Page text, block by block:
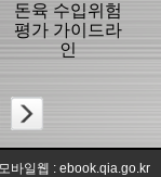
돈육 수입위험
평가 가이드라
인
바일웹 : ebook.qia.go.kr